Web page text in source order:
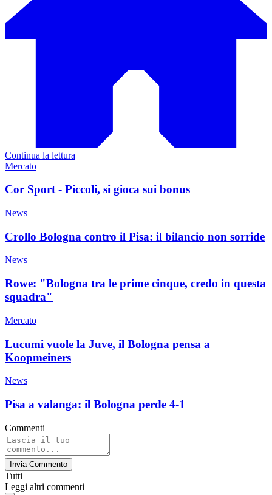
Continua la lettura
Mercato
Cor Sport - Piccoli, si gioca sui bonus
News
Crollo Bologna contro il Pisa: il bilancio non sorride
News
Rowe: "Bologna tra le prime cinque, credo in questa
squadra"
Mercato
Lucumi vuole la Juve, il Bologna pensa a
Koopmeiners
News
Pisa a valanga: il Bologna perde 4-1
Commenti
Invia Commento
Tutti
Leggi altri commenti